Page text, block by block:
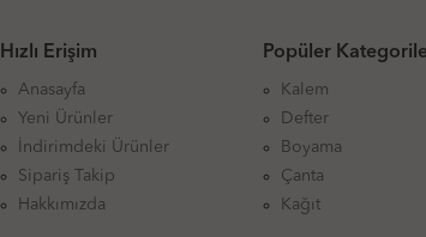
Hızlı Erişim
Anasayfa
Yeni Ürünler
İndirimdeki Ürünler
Sipariş Takip
Hakkımızda
Popüler
Kalem
Defter
Boyama
Çanta
Kağıt